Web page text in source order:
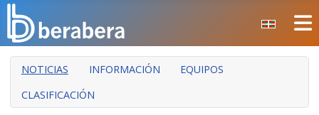
CERRAR
INICIO
CLUB
NOTICIAS INFORMACIÓN
EQUIPOS
CLASIFICACIÓN